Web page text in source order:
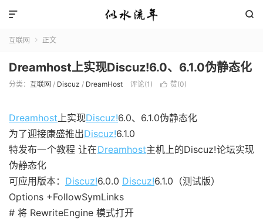


互联网  正文
Dreamhost上实现Discuz!6.0、6.1.0伪静态化
分类： 互联网 / Discuz / DreamHost 评论(1)  赞(0)
Dreamhost上实现Discuz!6.0、6.1.0伪静态化
为了迎接康盛推出Discuz!6.1.0
特发布一个教程 让在Dreamhost主机上的Discuz!论坛实现
伪静态化
可应用版本： Discuz!6.0.0 Discuz!6.1.0（测试版）
Options +FollowSymLinks
# 将 RewriteEngine 模式打开